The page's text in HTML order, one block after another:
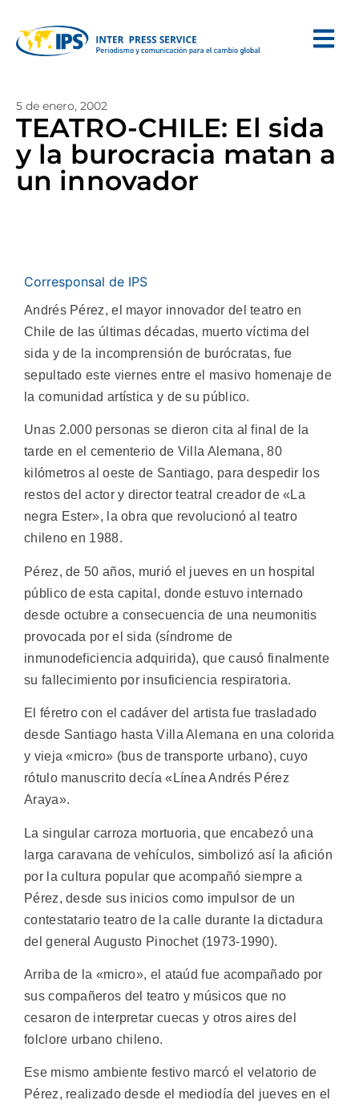
5 de enero, 2002
TEATRO-CHILE: El sida
y la burocracia matan a
un innovador
Corresponsal de IPS
Andrés Pérez, el mayor innovador del teatro en
Chile de las últimas décadas, muerto víctima del
sida y de la incomprensión de burócratas, fue
sepultado este viernes entre el masivo homenaje de
la comunidad artística y de su público.
Unas 2.000 personas se dieron cita al final de la
tarde en el cementerio de Villa Alemana, 80
kilómetros al oeste de Santiago, para despedir los
restos del actor y director teatral creador de «La
negra Ester», la obra que revolucionó al teatro
chileno en 1988.
Pérez, de 50 años, murió el jueves en un hospital
público de esta capital, donde estuvo internado
desde octubre a consecuencia de una neumonitis
provocada por el sida (síndrome de
inmunodeficiencia adquirida), que causó finalmente
su fallecimiento por insuficiencia respiratoria.
El féretro con el cadáver del artista fue trasladado
desde Santiago hasta Villa Alemana en una colorida
y vieja «micro» (bus de transporte urbano), cuyo
rótulo manuscrito decía «Línea Andrés Pérez
Araya».
La singular carroza mortuoria, que encabezó una
larga caravana de vehículos, simbolizó así la afición
por la cultura popular que acompañó siempre a
Pérez, desde sus inicios como impulsor de un
contestatario teatro de la calle durante la dictadura
del general Augusto Pinochet (1973-1990).
Arriba de la «micro», el ataúd fue acompañado por
sus compañeros del teatro y músicos que no
cesaron de interpretar cuecas y otros aires del
folclore urbano chileno.
Ese mismo ambiente festivo marcó el velatorio de
Pérez, realizado desde el mediodía del jueves en el